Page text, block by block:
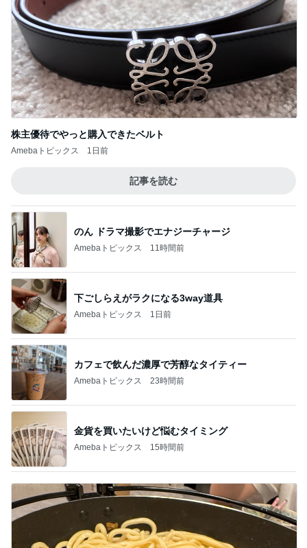
株主優待でやっと購入できたベルト
Amebaトピックス 1日前
記事を読む
のん ドラマ撮影でエナジーチャージ
Amebaトピックス 11時間前
下ごしらえがラクになる3way道具
Amebaトピックス 1日前
カフェで飲んだ濃厚で芳醇なタイティー
Amebaトピックス 23時間前
金貨を買いたいけど悩むタイミング
Amebaトピックス 15時間前